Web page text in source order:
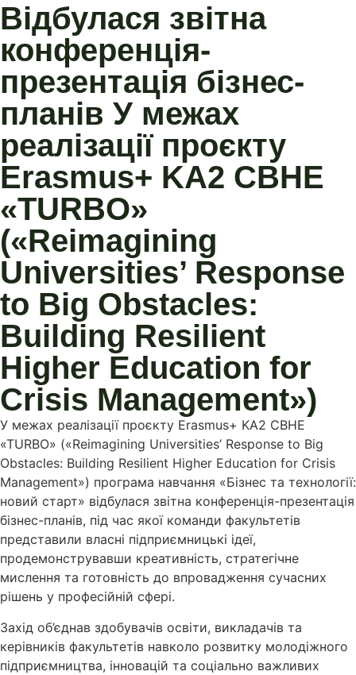
Відбулася звітна
конференція-
презентація бізнес-
планів У межах
реалізації проєкту
Erasmus+ KA2 CBHE
«TURBO»
(«Reimagining
Universities’ Response
to Big Obstacles:
Building Resilient
Higher Education for
Crisis Management»)
У межах реалізації проєкту Erasmus+ KA2 CBHE
«TURBO» («Reimagining Universities’ Response to Big
Obstacles: Building Resilient Higher Education for Crisis
Management») програма навчання «Бізнес та технології:
новий старт» відбулася звітна конференція-презентація
бізнес-планів, під час якої команди факультетів
представили власні підприємницькі ідеї,
продемонструвавши креативність, стратегічне
мислення та готовність до впровадження сучасних
рішень у професійній сфері.
Захід об’єднав здобувачів освіти, викладачів та
керівників факультетів навколо розвитку молодіжного
підприємництва, інновацій та соціально важливих